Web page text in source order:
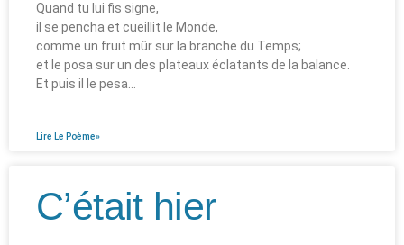
Quand tu lui fis signe,
il se pencha et cueillit le Monde,
comme un fruit mûr sur la branche du Temps;
et le posa sur un des plateaux éclatants de la balance.
Et puis il le pesa…
Lire Le Poème»
C’était hier